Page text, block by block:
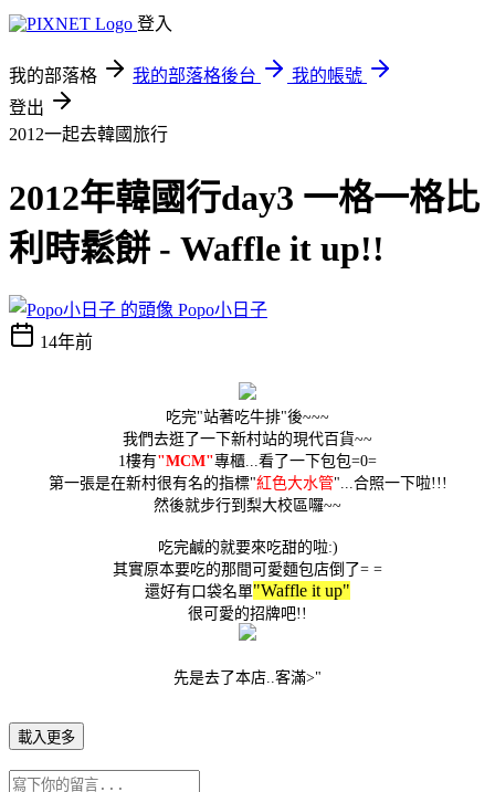
登入
我的部落格 我的部落格後台
我的帳號
登出
2012一起去韓國旅行
2012年韓國行day3 一格一格比
利時鬆餅 - Waffle it up!!
Popo小日子
14年前
吃完"站著吃牛排"後~~~
我們去逛了一下新村站的現代百貨~~
1樓有"MCM"專櫃...看了一下包包=0=
第一張是在新村很有名的指標"紅色大水管"...合照一下啦!!!
然後就步行到梨大校區囉~~
吃完鹹的就要來吃甜的啦:)
其實原本要吃的那間可愛麵包店倒了= =
還好有口袋名單"Waffle it up"
很可愛的招牌吧!!
先是去了本店..客滿>"
載入更多